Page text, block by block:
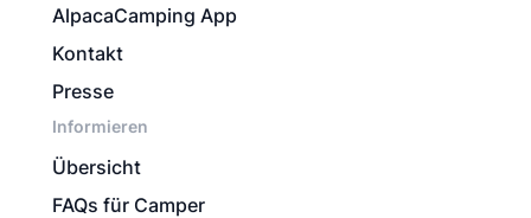
AlpacaCamping App
Kontakt
Presse
Informieren
Übersicht
FAQs für Camper